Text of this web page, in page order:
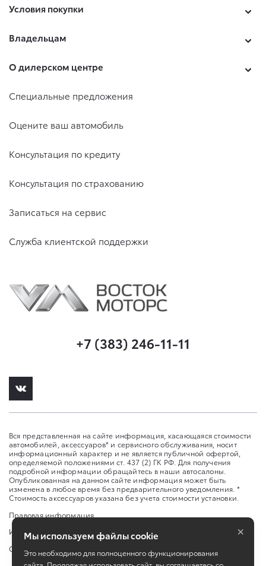
Условия покупки
Владельцам
О дилерском центре
Специальные предложения
Оцените ваш автомобиль
Консультация по кредиту
Консультация по страхованию
Записаться на сервис
Служба клиентской поддержки
+7 (383) 246-11-11
Вся представленная на сайте информация, касающаяся стоимости
автомобилей, аксессуаров* и сервисного обслуживания, носит
информационный характер и не является публичной офертой,
определяемой положениями ст. 437 (2) ГК РФ. Для получения
подробной информации обращайтесь в наши автосалоны.
Опубликованная на данном сайте информация может быть
изменена в любое время без предварительного уведомления. *
Стоимость аксессуаров указана без учета стоимости установки.
Правовая информация
Изменить настройку cookies
Сбросить cookie
Мы используем файлы cookie
Это необходимо для полноценного функционирования
×